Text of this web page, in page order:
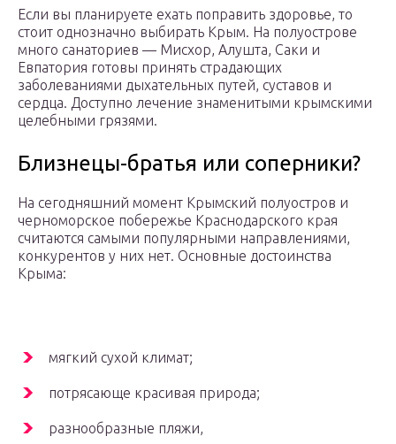
Если вы планируете ехать поправить здоровье, то
стоит однозначно выбирать Крым. На полуострове
много санаториев — Мисхор, Алушта, Саки и
Евпатория готовы принять страдающих
заболеваниями дыхательных путей, суставов и
сердца. Доступно лечение знаменитыми крымскими
целебными грязями.
Близнецы-братья или соперники?
На сегодняшний момент Крымский полуостров и
черноморское побережье Краснодарского края
считаются самыми популярными направлениями,
конкурентов у них нет. Основные достоинства
Крыма:
мягкий сухой климат;
потрясающе красивая природа;
разнообразные пляжи,